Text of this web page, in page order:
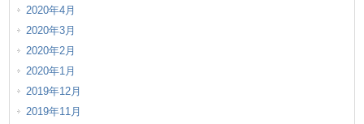
2020年4月
2020年3月
2020年2月
2020年1月
2019年12月
2019年11月